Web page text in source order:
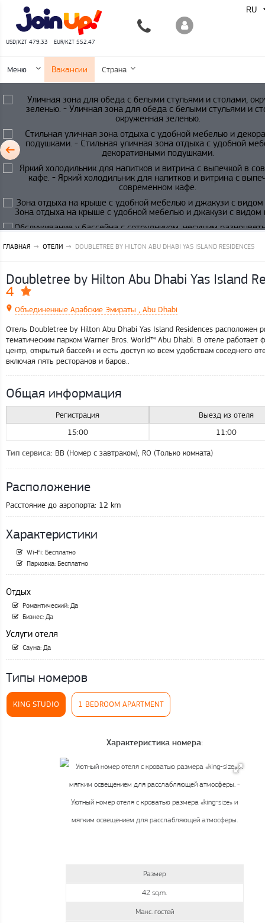
USD/KZT 479.33 EUR/KZT 552.47
Меню Вакансии Страна
ГЛАВНАЯ ОТЕЛИ DOUBLETREE BY HILTON ABU DHABI YAS ISLAND RESIDENCES
Doubletree by Hilton Abu Dhabi Yas Island
4
Объединенные Арабские Эмираты , Abu Dhabi
Отель Doubletree by Hilton Abu Dhabi Yas Island Residences расположен
тематическим парком Warner Bros. World™ Abu Dhabi. В отеле работает
центр, открытый бассейн и есть доступ ко всем удобствам соседнего
включая пять ресторанов и баров..
Общая информация
Регистрация
15:00
Выезд из отеля
11:00
Тип сервиса: BB (Номер с завтраком), RO (Только комната)
Расположение
Расстояние до аэропорта: 12 km
Характеристики
Wi-Fi: Бесплатно
Парковка: Бесплатно
Отдых
Романтический: Да
Бизнес: Да
Услуги отеля
Сауна: Да
Типы номеров
KING STUDIO 1 BEDROOM APARTMENT
Размер
42 sq.m.
Макс. гостей
Характеристика номера: